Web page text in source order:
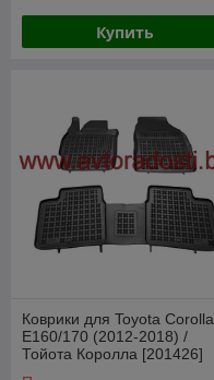
Купить
Коврики для Toyota Corolla
E160/170 (2012-2018) /
Тойота Королла [201426]